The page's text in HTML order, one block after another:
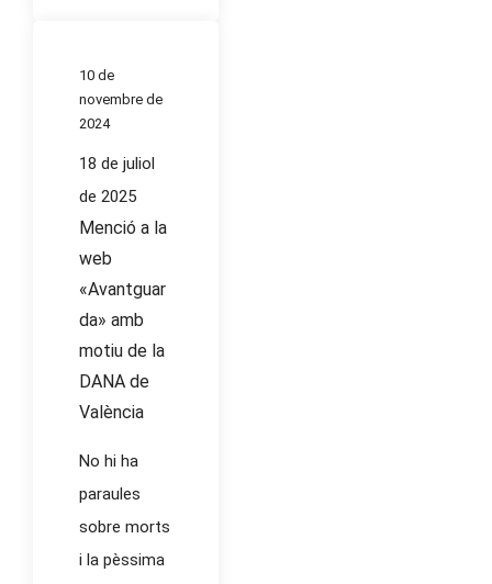
10 de
novembre de
2024
18 de juliol
de 2025
Menció a la
web
«Avantguar
da» amb
motiu de la
DANA de
València
No hi ha
paraules
sobre morts
i la pèssima